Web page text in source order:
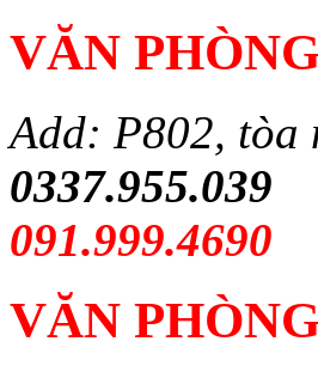
VĂN
Add: P802, tòa
0337.955.039
091.999.4690
VĂN